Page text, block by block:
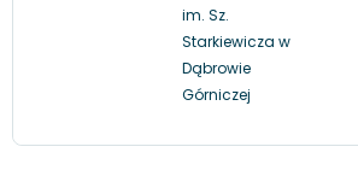
im. Sz.
Starkiewicza w
Dąbrowie
Górniczej